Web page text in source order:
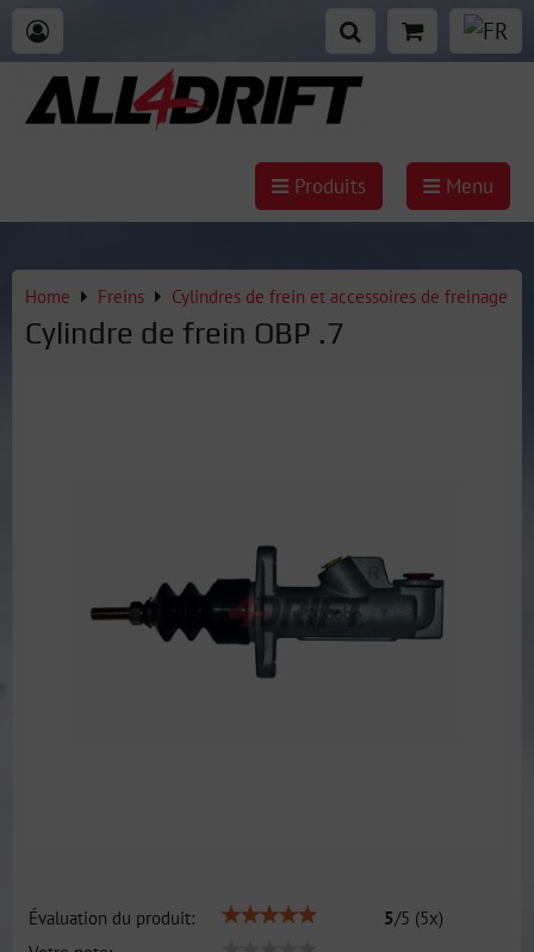
Produits Menu
Home Freins Cylindres de frein et accessoires de freinage
Cylindre de frein OBP .7
Évaluation du produit: 5/5 (5x)